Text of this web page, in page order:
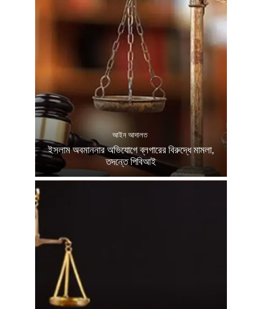
আইন আদালত
ইসলাম অবমাননার অভিযোগে ব্লগারের বিরুদ্ধে মামলা,
তদন্তে পিবিআই